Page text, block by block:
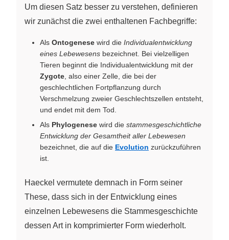
Um diesen Satz besser zu verstehen, definieren
wir zunächst die zwei enthaltenen Fachbegriffe:
Als Ontogenese wird die Individualentwicklung
eines Lebewesens bezeichnet. Bei vielzelligen
Tieren beginnt die Individualentwicklung mit der
Zygote , also einer Zelle, die bei der
geschlechtlichen Fortpflanzung durch
Verschmelzung zweier Geschlechtszellen entsteht,
und endet mit dem Tod.
Als Phylogenese wird die stammesgeschichtliche
Entwicklung der Gesamtheit aller Lebewesen
bezeichnet, die auf die Evolution zurückzuführen
ist.
Haeckel vermutete demnach in Form seiner
These, dass sich in der Entwicklung eines
einzelnen Lebewesens die Stammesgeschichte
dessen Art in komprimierter Form wiederholt.